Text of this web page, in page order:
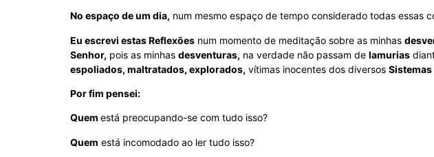
No espaço de um dia, num mesmo espaço de tempo considerado todas essas
Eu escrevi estas Reflexões num momento de meditação sobre as minhas
Senhor, pois as minhas desventuras, na verdade não passam de lamurias
espoliados, maltratados, explorados, vítimas inocentes dos diversos
Por fim pensei:
Quem está preocupando-se com tudo isso?
Quem está incomodado ao ler tudo isso?